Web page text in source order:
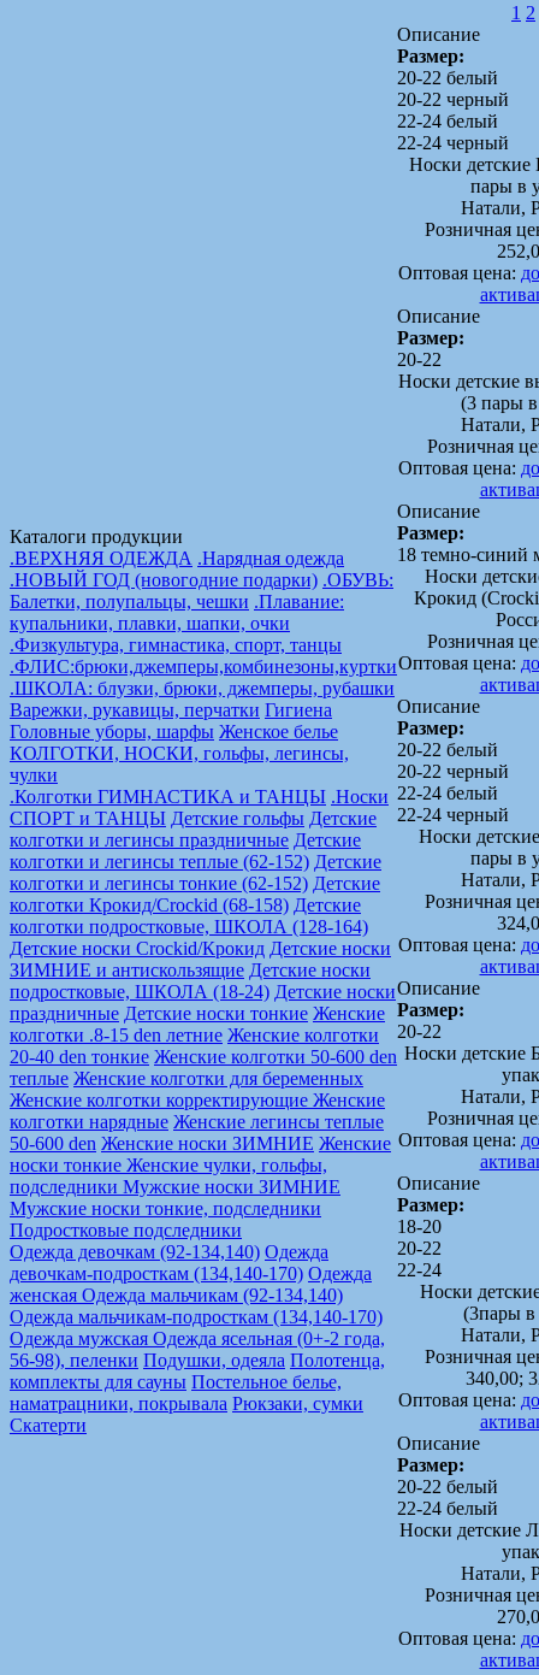
Каталоги продукции
.ВЕРХНЯЯ ОДЕЖДА .Нарядная одежда
.НОВЫЙ ГОД (новогодние подарки) .ОБУВЬ:
Балетки, полупальцы, чешки .Плавание:
купальники, плавки, шапки, очки
.Физкультура, гимнастика, спорт, танцы
.ФЛИС:брюки,джемперы,комбинезоны,куртки
.ШКОЛА: блузки, брюки, джемперы, рубашки
Варежки, рукавицы, перчатки Гигиена
Головные уборы, шарфы Женское белье
КОЛГОТКИ, НОСКИ, гольфы, легинсы,
чулки
.Колготки ГИМНАСТИКА и ТАНЦЫ .Носки
СПОРТ и ТАНЦЫ Детские гольфы Детские
колготки и легинсы праздничные Детские
колготки и легинсы теплые (62-152) Детские
колготки и легинсы тонкие (62-152) Детские
колготки Крокид/Crockid (68-158) Детские
колготки подростковые, ШКОЛА (128-164)
Детские носки Crockid/Крокид Детские носки
ЗИМНИЕ и антискользящие Детские носки
подростковые, ШКОЛА (18-24) Детские носки
праздничные Детские носки тонкие Женские
колготки .8-15 den летние Женские колготки
20-40 den тонкие Женские колготки 50-600 den
теплые Женские колготки для беременных
Женские колготки корректирующие Женские
колготки нарядные Женские легинсы теплые
50-600 den Женские носки ЗИМНИЕ Женские
носки тонкие Женские чулки, гольфы,
подследники Мужские носки ЗИМНИЕ
Мужские носки тонкие, подследники
Подростковые подследники
Одежда девочкам (92-134,140) Одежда
девочкам-подросткам (134,140-170) Одежда
женская Одежда мальчикам (92-134,140)
Одежда мальчикам-подросткам (134,140-170)
Одежда мужская Одежда ясельная (0+-2 года,
56-98), пеленки Подушки, одеяла Полотенца,
комплекты для сауны Постельное белье,
наматрацники, покрывала Рюкзаки, сумки
Скатерти
1 2
Описание
Размер:
20-22 белый
20-22 черный
22-24 белый
22-24 черный
Носки детские
пары в
Натали,
Розничная
Оптовая цена:
Описание
Размер:
20-22
Носки детские
(3 пары
Натали,
Розничная
Оптовая цена:
Описание
Размер:
18 темно-синий
Носки
Крокид
Розничная
Оптовая цена:
Описание
Размер:
20-22 белый
20-22 черный
22-24 белый
22-24 черный
Носки
пары в
Натали,
Розничная
Оптовая цена:
Описание
Размер:
20-22
Носки детские
Натали,
Розничная
Оптовая цена:
Описание
Размер:
18-20
20-22
22-24
Носки
(3пары в
Натали,
Розничная
340,00;
Оптовая цена:
Описание
Размер:
20-22 белый
22-24 белый
Носки детские
Натали,
Розничная
Оптовая цена: